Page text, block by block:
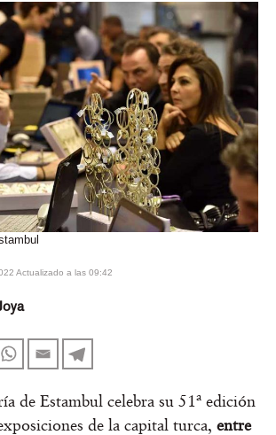
Actualizado a las 09:42
de Estambul celebra su 51ª edición
de la capital turca, entre